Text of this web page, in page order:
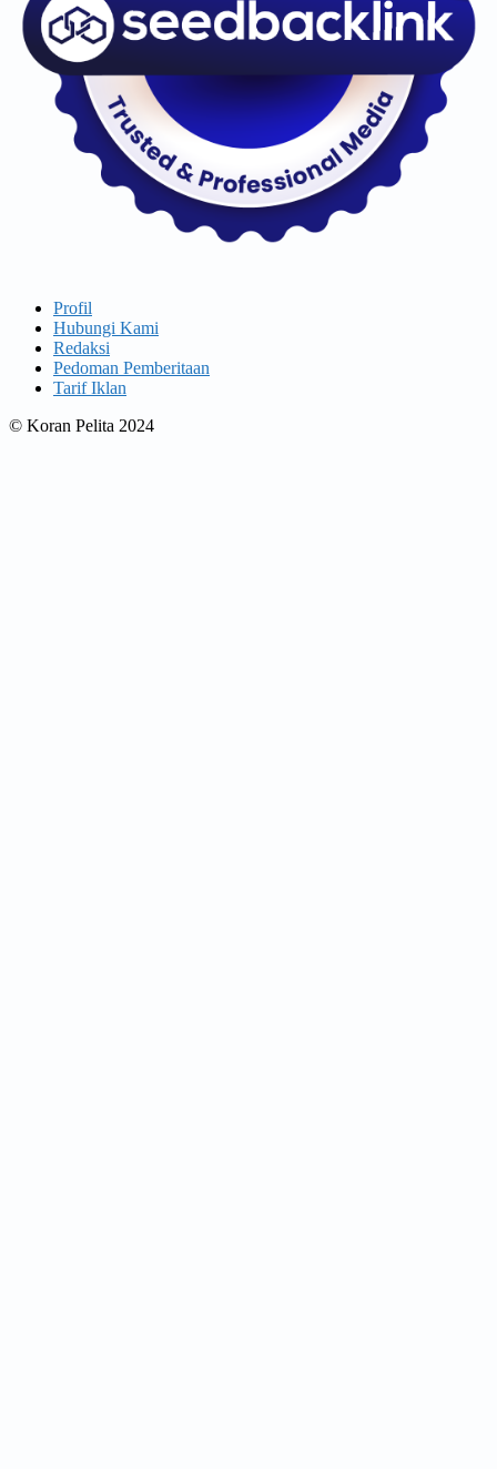
Profil
Hubungi Kami
Redaksi
Pedoman Pemberitaan
Tarif Iklan
© Koran Pelita 2024